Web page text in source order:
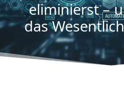
eliminierst –
das